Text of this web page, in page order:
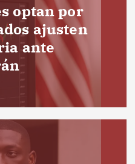
optan por
ajusten
ante